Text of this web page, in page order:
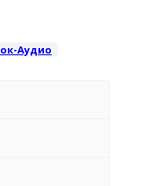
Аудио